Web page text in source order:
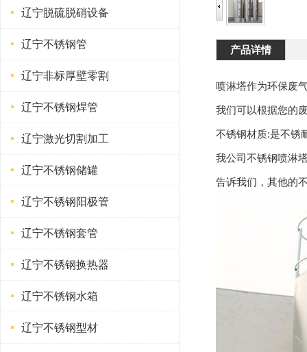
辽宁脱硫脱硝设备
辽宁不锈钢管
辽宁非标厚壁零割
辽宁不锈钢焊管
辽宁激光切割加工
辽宁不锈钢储罐
辽宁不锈钢阳极管
辽宁不锈钢套管
辽宁不锈钢换热器
辽宁不锈钢水箱
辽宁不锈钢型材
产品详情
喷淋塔作为环保废
我们可以根据您的
不锈钢材质:是不锈
我公司不锈钢喷淋
告诉我们，其他的